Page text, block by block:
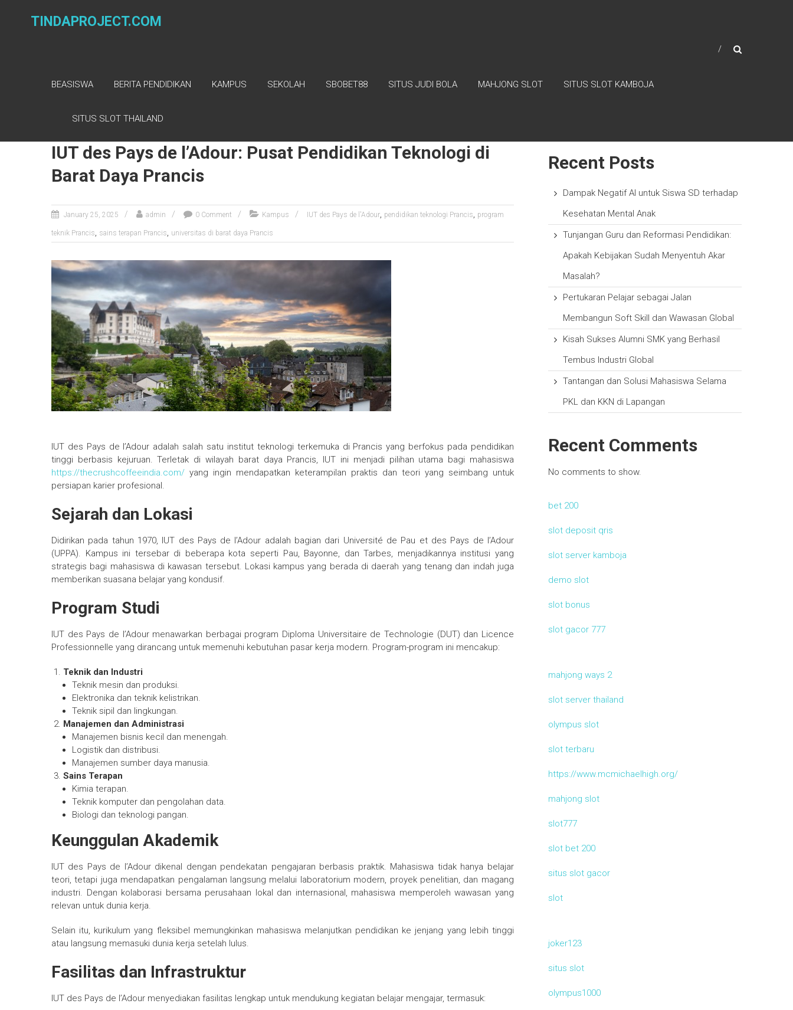
TINDAPROJECT.COM
BEASISWA BERITA PENDIDIKAN KAMPUS SEKOLAH SBOBET88 SITUS JUDI BOLA MAHJONG SLOT SITUS SLOT KAMBOJA
SITUS SLOT THAILAND
Tag: sains terapan Prancis
IUT des Pays de l’Adour: Pusat Pendidikan Teknologi di
Barat Daya Prancis
January 25, 2025 admin 0 Comment Kampus IUT des Pays de l'Adour, pendidikan teknologi Prancis, program
teknik Prancis, sains terapan Prancis, universitas di barat daya Prancis
IUT des Pays de l’Adour adalah salah satu institut teknologi terkemuka di Prancis yang berfokus pada pendidikan
tinggi berbasis kejuruan. Terletak di wilayah barat daya Prancis, IUT ini menjadi pilihan utama bagi mahasiswa
https://thecrushcoffeeindia.com/ yang ingin mendapatkan keterampilan praktis dan teori yang seimbang untuk
persiapan karier profesional.
Sejarah dan Lokasi
Didirikan pada tahun 1970, IUT des Pays de l’Adour adalah bagian dari Université de Pau et des Pays de l’Adour
(UPPA). Kampus ini tersebar di beberapa kota seperti Pau, Bayonne, dan Tarbes, menjadikannya institusi yang
strategis bagi mahasiswa di kawasan tersebut. Lokasi kampus yang berada di daerah yang tenang dan indah juga
memberikan suasana belajar yang kondusif.
Program Studi
IUT des Pays de l’Adour menawarkan berbagai program Diploma Universitaire de Technologie (DUT) dan Licence
Professionnelle yang dirancang untuk memenuhi kebutuhan pasar kerja modern. Program-program ini mencakup:
Teknik dan Industri
Teknik mesin dan produksi.
Elektronika dan teknik kelistrikan.
Teknik sipil dan lingkungan.
Manajemen dan Administrasi
Manajemen bisnis kecil dan menengah.
Logistik dan distribusi.
Manajemen sumber daya manusia.
Sains Terapan
Kimia terapan.
Teknik komputer dan pengolahan data.
Biologi dan teknologi pangan.
Keunggulan Akademik
IUT des Pays de l’Adour dikenal dengan pendekatan pengajaran berbasis praktik. Mahasiswa tidak hanya belajar
teori, tetapi juga mendapatkan pengalaman langsung melalui laboratorium modern, proyek penelitian, dan magang
industri. Dengan kolaborasi bersama perusahaan lokal dan internasional, mahasiswa memperoleh wawasan yang
relevan untuk dunia kerja.
Selain itu, kurikulum yang fleksibel memungkinkan mahasiswa melanjutkan pendidikan ke jenjang yang lebih tinggi
atau langsung memasuki dunia kerja setelah lulus.
Fasilitas dan Infrastruktur
IUT des Pays de l’Adour menyediakan fasilitas lengkap untuk mendukung kegiatan belajar mengajar, termasuk:
Recent Posts
Dampak Negatif AI untuk Siswa SD terhadap
Kesehatan Mental Anak
Tunjangan Guru dan Reformasi Pendidikan:
Apakah Kebijakan Sudah Menyentuh Akar
Masalah?
Pertukaran Pelajar sebagai Jalan
Membangun Soft Skill dan Wawasan Global
Kisah Sukses Alumni SMK yang Berhasil
Tembus Industri Global
Tantangan dan Solusi Mahasiswa Selama
PKL dan KKN di Lapangan
Recent Comments
No comments to show.
bet 200
slot deposit qris
slot server kamboja
demo slot
slot bonus
slot gacor 777
mahjong ways 2
slot server thailand
olympus slot
slot terbaru
https://www.mcmichaelhigh.org/
mahjong slot
slot777
slot bet 200
situs slot gacor
slot
joker123
situs slot
olympus1000